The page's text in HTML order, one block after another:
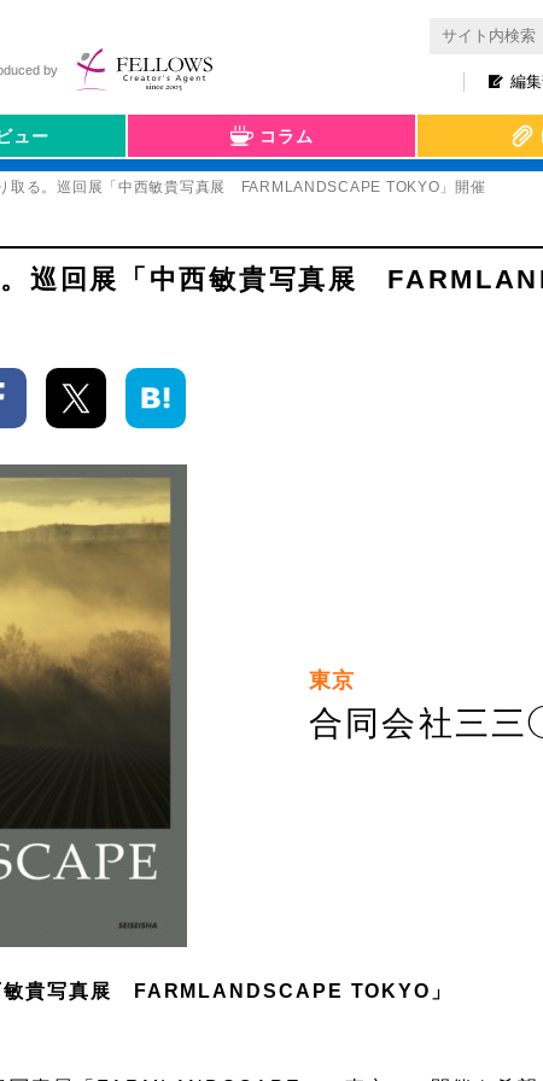
編
by
ュー コラム
取る。巡回展「中西敏貴写真展 FARMLANDSCAPE TOKYO」開催
巡回展「中西敏貴写真展
東京
合同会社三
貴写真展 FARMLANDSCAPE TOKYO」